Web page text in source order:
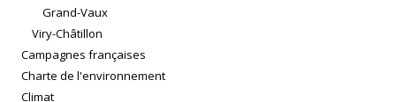
Grand-Vaux
Viry-Châtillon
Campagnes françaises
Charte de l'environnement
Climat